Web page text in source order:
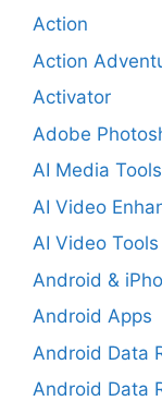
Action
Action
Activator
Adobe
AI Media Tools
AI Video
AI Video Tools
Android &
Android Apps
Android Data
Android Data